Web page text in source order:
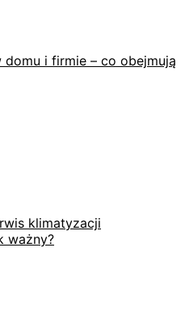
i firmie – co obejmują
klimatyzacji
ważny?